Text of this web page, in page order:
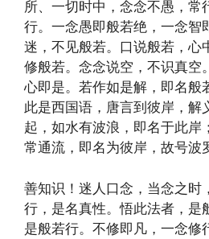
所、一切时中，念念不愚，常
行。一念愚即般若绝，一念智
迷，不见般若。口说般若，心
修般若。念念说空，不识真空
心即是。若作如是解，即名般
此是西国语，唐言到彼岸，解
起，如水有波浪，即名于此岸
常通流，即名为彼岸，故号波
善知识！迷人口念，当念之时
行，是名真性。悟此法者，是
是般若行。不修即凡，一念修